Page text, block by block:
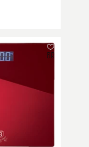
like_16